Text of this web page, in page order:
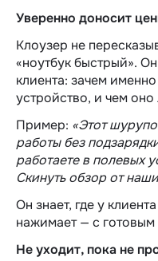
Уверенно доносит
Клоузер не
«ноутбук быстрый».
клиента: зачем
устройство, и чем оно
Пример: «Этот
работы без
работаете в полевых
Скинуть обзор от
Он знает, где у
нажимает — с
Не уходит, пока не